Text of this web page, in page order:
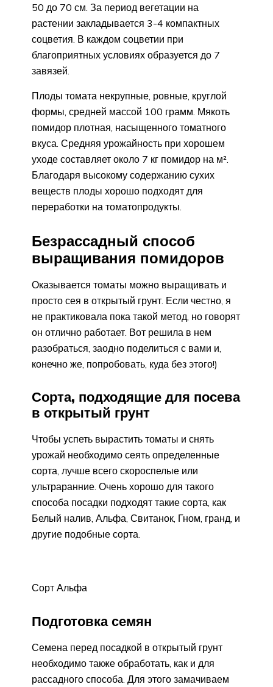
50 до 70 см. За период вегетации на
растении закладывается 3-4 компактных
соцветия. В каждом соцветии при
благоприятных условиях образуется до 7
завязей.
Плоды томата некрупные, ровные, круглой
формы, средней массой 100 грамм. Мякоть
помидор плотная, насыщенного томатного
вкуса. Средняя урожайность при хорошем
уходе составляет около 7 кг помидор на м².
Благодаря высокому содержанию сухих
веществ плоды хорошо подходят для
переработки на томатопродукты.
Безрассадный способ
выращивания помидоров
Оказывается томаты можно выращивать и
просто сея в открытый грунт. Если честно, я
не практиковала пока такой метод, но говорят
он отлично работает. Вот решила в нем
разобраться, заодно поделиться с вами и,
конечно же, попробовать, куда без этого!)
Сорта, подходящие для посева
в открытый грунт
Чтобы успеть вырастить томаты и снять
урожай необходимо сеять определенные
сорта, лучше всего скороспелые или
ультраранние. Очень хорошо для такого
способа посадки подходят такие сорта, как
Белый налив, Альфа, Свитанок, Гном, гранд, и
другие подобные сорта.
Сорт Альфа
Подготовка семян
Семена перед посадкой в открытый грунт
необходимо также обработать, как и для
рассадного способа. Для этого замачиваем